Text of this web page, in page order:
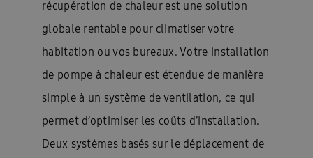
récupération de chaleur est une solution
globale rentable pour climatiser votre
habitation ou vos bureaux. Votre installation
de pompe à chaleur est étendue de manière
simple à un système de ventilation, ce qui
permet d’optimiser les coûts d’installation.
Deux systèmes basés sur le déplacement de